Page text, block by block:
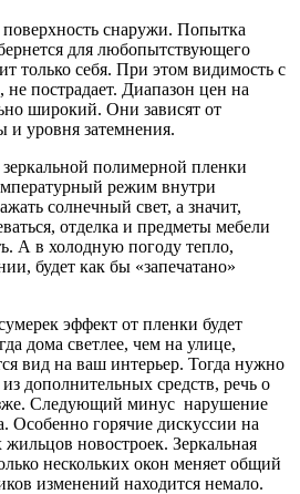
снаружи. Попытка
для любопытствующего
только себя. При этом видимость с
пострадает. Диапазон цен на
широкий. Они зависят от
и уровня затемнения.
полимерной пленки
режим внутри
солнечный свет, а значит,
отделка и предметы мебели
А в холодную погоду тепло,
будет как бы «запечатано»
эффект от пленки будет
дома светлее, чем на улице,
вид на ваш интерьер. Тогда нужно
дополнительных средств, речь о
Следующий минус нарушение
Особенно горячие дискуссии на
жильцов новостроек. Зеркальная
нескольких окон меняет общий
изменений находится немало.